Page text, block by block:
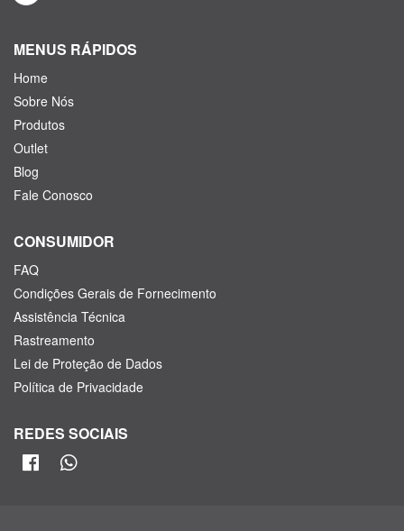
MENUS RÁPIDOS
Home
Sobre Nós
Produtos
Outlet
Blog
Fale Conosco
CONSUMIDOR
FAQ
Condições Gerais de Fornecimento
Assistência Técnica
Rastreamento
Lei de Proteção de Dados
Política de Privacidade
REDES SOCIAIS